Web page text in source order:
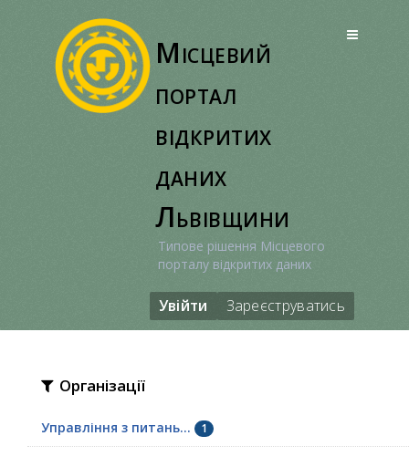
Місцевий
портал
відкритих
даних
Львівщини
Типове рішення Місцевого
порталу відкритих даних
Увійти Зареєструватись
Організації
Управління з питань... 1